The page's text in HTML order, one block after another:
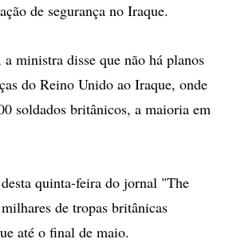
de segurança no Iraque.
ministra disse que não há planos
do Reino Unido ao Iraque, onde
soldados britânicos, a maioria em
quinta-feira do jornal "The
de tropas britânicas
até o final de maio.